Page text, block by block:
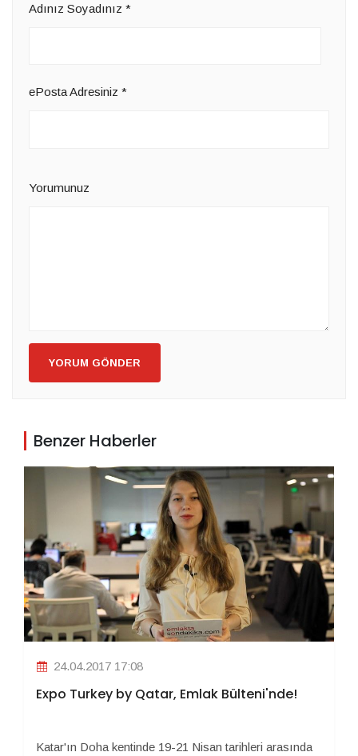
Adınız Soyadınız *
ePosta Adresiniz *
Yorumunuz
YORUM GÖNDER
Benzer Haberler
24.04.2017 17:08
Expo Turkey by Qatar, Emlak Bülteni'nde!
Katar'ın Doha kentinde 19-21 Nisan tarihleri arasında